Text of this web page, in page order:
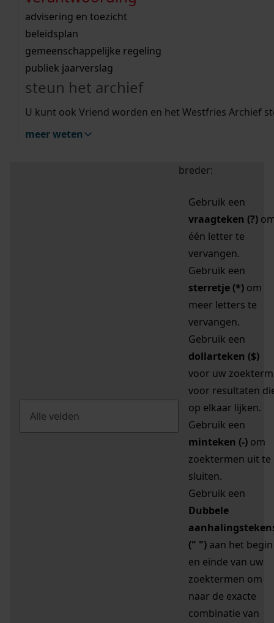
bouwvergunningen
omgevingsvergunningen
vergunningen
beeld en geluid
uitleg nodig?
Wij helpen u op weg met een aantal zoektips.
bekijk alle zoektips
Wij helpen u op weg met een aantal zoektips.
bekijk alle zoektips
bekijk ons geschiedenislokaal
advisering en toezicht
beleidsplan
gemeenschappelijke regeling
publiek jaarverslag
steun het archief
U kunt ook Vriend worden en het Westfries Archief
meer weten
zoektips
Mijn Studiezaal (inloggen)
uw zoekopdracht te
breder:
Gebruik een
vraagteken (?)
één letter te
vervangen.
Gebruik een
sterretje (*) om
meer letters te
vervangen.
Gebruik een
dollarteken ($)
voor uw zoekterm
voor resultaten
op elkaar lijken.
Gebruik een
minteken (-) om
zoektermen uit te
sluiten.
Gebruik een
Dubbele
(" ") aan het begin
en einde van uw
zoektermen om
naar de exacte
combinatie van